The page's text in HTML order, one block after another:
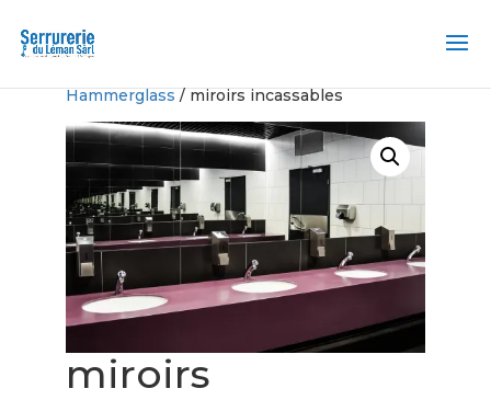
Hammerglass/ miroirs incassables
miroirs